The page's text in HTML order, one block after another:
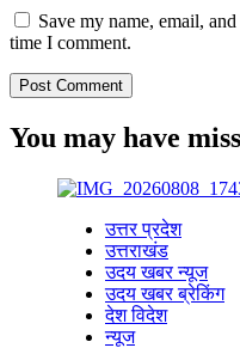
Save my name, email,
time I comment.
You may have
उत्तर प्रदेश
उत्तराखंड
उदय खबर न्यूज
उदय खबर ब्रेकिंग
देश विदेश
न्यूज